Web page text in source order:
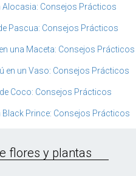
Alocasia: Consejos Prácticos
Pascua: Consejos Prácticos
una Maceta: Consejos Prácticos
en un Vaso: Consejos Prácticos
Coco: Consejos Prácticos
Black Prince: Consejos Prácticos
flores y plantas